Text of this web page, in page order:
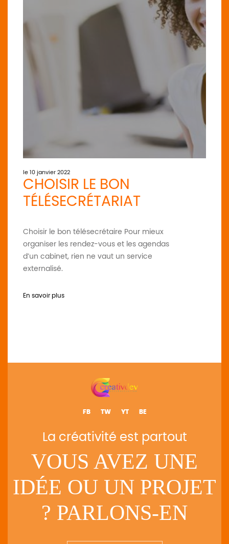
le 10 janvier 2022
CHOISIR LE BON
TÉLÉSECRÉTARIAT
Choisir le bon télésecrétaire Pour mieux
organiser les rendez-vous et les agendas
d’un cabinet, rien ne vaut un service
externalisé.
En savoir plus
FB TW YT BE
La créativité est partout
VOUS AVEZ UNE
IDÉE OU UN PROJET
? PARLONS-EN